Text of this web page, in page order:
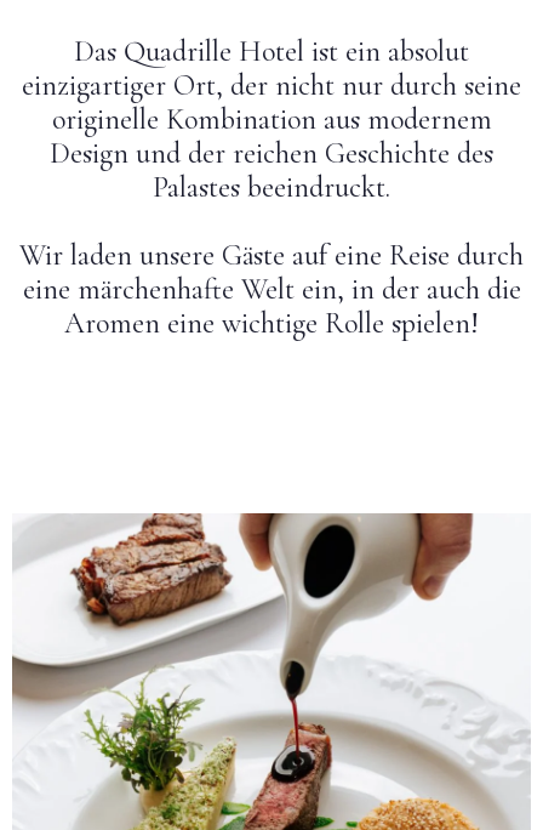
Kontakt
Das Quadrille Hotel ist ein absolut
einzigartiger Ort, der nicht nur durch seine
originelle Kombination aus modernem
Design und der reichen Geschichte des
Palastes beeindruckt.
Wir laden unsere Gäste auf eine Reise durch
eine märchenhafte Welt ein, in der auch die
Aromen eine wichtige Rolle spielen!